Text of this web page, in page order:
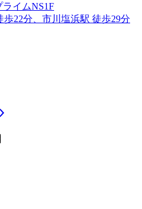
イムNS1F
22分、市川塩浜駅 徒歩29分